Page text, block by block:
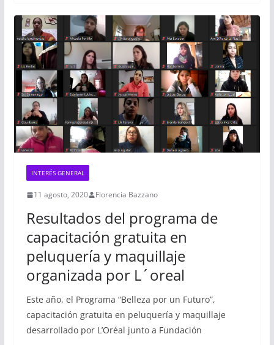
INTERÉS GENERAL
11 agosto, 2020 Florencia Bazzano
Resultados del programa de
capacitación gratuita en
peluquería y maquillaje
organizada por L´oreal
Este año, el Programa “Belleza por un Futuro”,
capacitación gratuita en peluquería y maquillaje
desarrollado por L’Oréal junto a Fundación